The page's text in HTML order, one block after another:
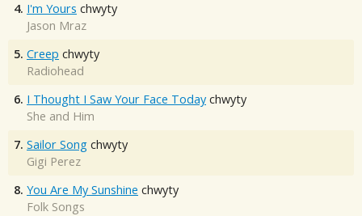
4. I'm Yours chwyty
Jason Mraz
5. Creep chwyty
Radiohead
6. I Thought I Saw Your Face Today chwyty
She and Him
7. Sailor Song chwyty
Gigi Perez
8. You Are My Sunshine chwyty
Folk Songs